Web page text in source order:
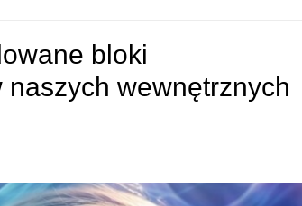
bloki
wewnętrznych